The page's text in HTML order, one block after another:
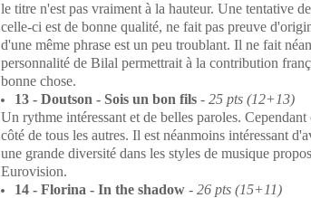
le titre n'est pas vraiment à la hauteur. Une tentative
celle-ci est de bonne qualité, ne fait pas preuve
d'une même phrase est un peu troublant. Il ne fait
personnalité de Bilal permettrait à la contribution
bonne chose.
13 - Doutson - Sois un bon fils - 25 pts (12+13)
Un rythme intéressant et de belles paroles.
côté de tous les autres. Il est néanmoins intéressant
une grande diversité dans les styles de musique
Eurovision.
14 - Florina - In the shadow - 26 pts (15+11)